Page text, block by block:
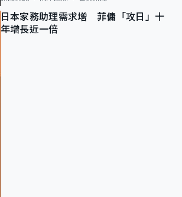
日本家務助理需求增 菲傭「攻日」十
年增長近一倍